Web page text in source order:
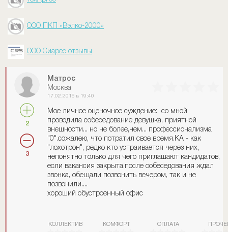
ООО ПКП «Вэлко-2000»
ООО Сиарес отзывы
2
3
Матрос
Москва
17.02.2016 в 19:40
Мое личное оценочное суждение: со мной
проводила собеседование девушка, приятной
внешности... но не более,чем... профессионализма
"0".сожалею, что потратил свое время.КА - как
"лохотрон", редко кто устраивается через них,
непонятно только для чего приглашают кандидатов,
если вакансия закрыта.после собеседования ждал
звонка, обещали позвонить вечером, так и не
позвонили....
хороший обустроенный офис
КОЛЛЕКТИВ КОМФОРТ ОПЛАТА